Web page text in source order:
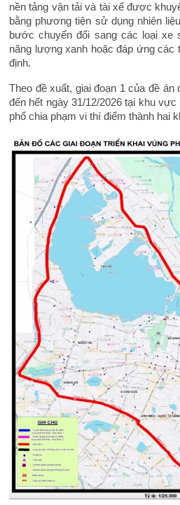
nền tảng vận tải và tài xế được
bằng phương tiện sử dụng nhiên
bước chuyển đổi sang các loại xe
năng lượng xanh hoặc đáp ứng các
định.
Theo đề xuất, giai đoạn 1 của đề
đến hết ngày 31/12/2026 tại khu
phố chia phạm vi thí điểm thành hai